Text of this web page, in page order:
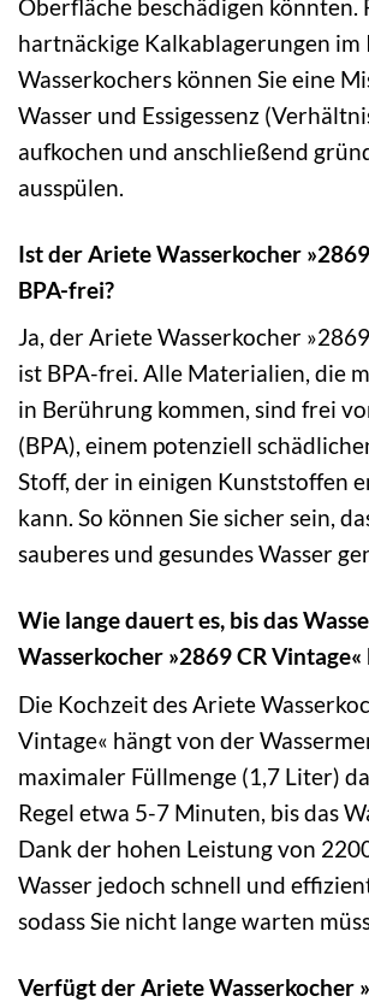
Oberfläche beschädigen könnten.
hartnäckige Kalkablagerungen im
Wasserkochers können Sie eine
Wasser und Essigessenz
aufkochen und anschließend
ausspülen.
Ist der Ariete Wasserkocher
BPA-frei?
Ja, der Ariete Wasserkocher
ist BPA-frei. Alle Materialien, die
in Berührung kommen, sind frei
(BPA), einem potenziell
Stoff, der in einigen Kunststoffen
kann. So können Sie sicher sein,
sauberes und gesundes Wasser
Wie lange dauert es, bis das
Wasserkocher »2869 CR Vintage«
Die Kochzeit des Ariete
Vintage« hängt von der
maximaler Füllmenge (1,7 Liter)
Regel etwa 5-7 Minuten, bis das
Dank der hohen Leistung von
Wasser jedoch schnell und
sodass Sie nicht lange warten
Verfügt der Ariete Wasserkocher